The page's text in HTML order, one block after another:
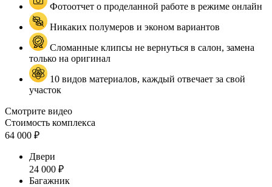
Фотоотчет о проделанной работе в режиме онлайн
Никаких полумеров и эконом вариантов
Сломанные клипсы не вернуться в салон, замена
только на оригинал
10 видов материалов, каждый отвечает за свой
участок
Смотрите видео
Стоимость комплекса
64 000 ₽
Двери
24 000 ₽
Багажник